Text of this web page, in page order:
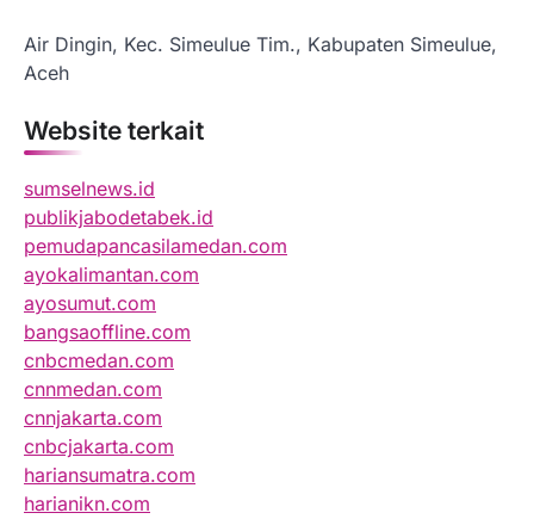
Air Dingin, Kec. Simeulue Tim., Kabupaten Simeulue,
Aceh
Website terkait
sumselnews.id
publikjabodetabek.id
pemudapancasilamedan.com
ayokalimantan.com
ayosumut.com
bangsaoffline.com
cnbcmedan.com
cnnmedan.com
cnnjakarta.com
cnbcjakarta.com
hariansumatra.com
harianikn.com